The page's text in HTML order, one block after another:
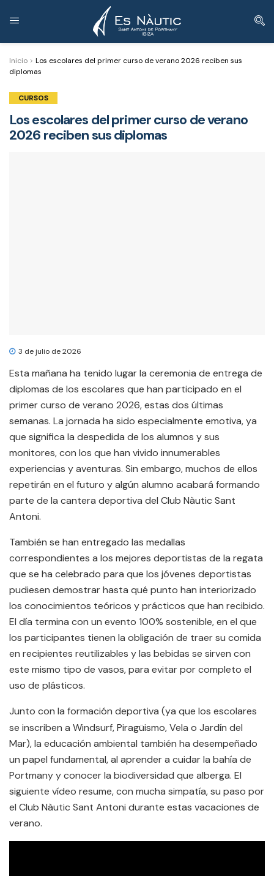
Inicio > Los escolares del primer curso de verano 2026 reciben sus
diplomas
CURSOS
Los escolares del primer curso de verano
2026 reciben sus diplomas
3 de julio de 2026
Esta mañana ha tenido lugar la ceremonia de entrega de
diplomas de los escolares que han participado en el
primer curso de verano 2026, estas dos últimas
semanas. La jornada ha sido especialmente emotiva, ya
que significa la despedida de los alumnos y sus
monitores, con los que han vivido innumerables
experiencias y aventuras. Sin embargo, muchos de ellos
repetirán en el futuro y algún alumno acabará formando
parte de la cantera deportiva del Club Nàutic Sant
Antoni.
También se han entregado las medallas
correspondientes a los mejores deportistas de la regata
que se ha celebrado para que los jóvenes deportistas
pudiesen demostrar hasta qué punto han interiorizado
los conocimientos teóricos y prácticos que han recibido.
El día termina con un evento 100% sostenible, en el que
los participantes tienen la obligación de traer su comida
en recipientes reutilizables y las bebidas se sirven con
este mismo tipo de vasos, para evitar por completo el
uso de plásticos.
Junto con la formación deportiva (ya que los escolares
se inscriben a Windsurf, Piragüismo, Vela o Jardín del
Mar), la educación ambiental también ha desempeñado
un papel fundamental, al aprender a cuidar la bahía de
Portmany y conocer la biodiversidad que alberga. El
siguiente vídeo resume, con mucha simpatía, su paso por
el Club Nàutic Sant Antoni durante estas vacaciones de
verano.